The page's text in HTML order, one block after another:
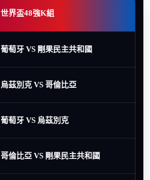
世界盃48強K組
葡萄牙 VS 剛果民主共和國
烏茲別克 VS 哥倫比亞
葡萄牙 VS 烏茲別克
哥倫比亞 VS 剛果民主共和國